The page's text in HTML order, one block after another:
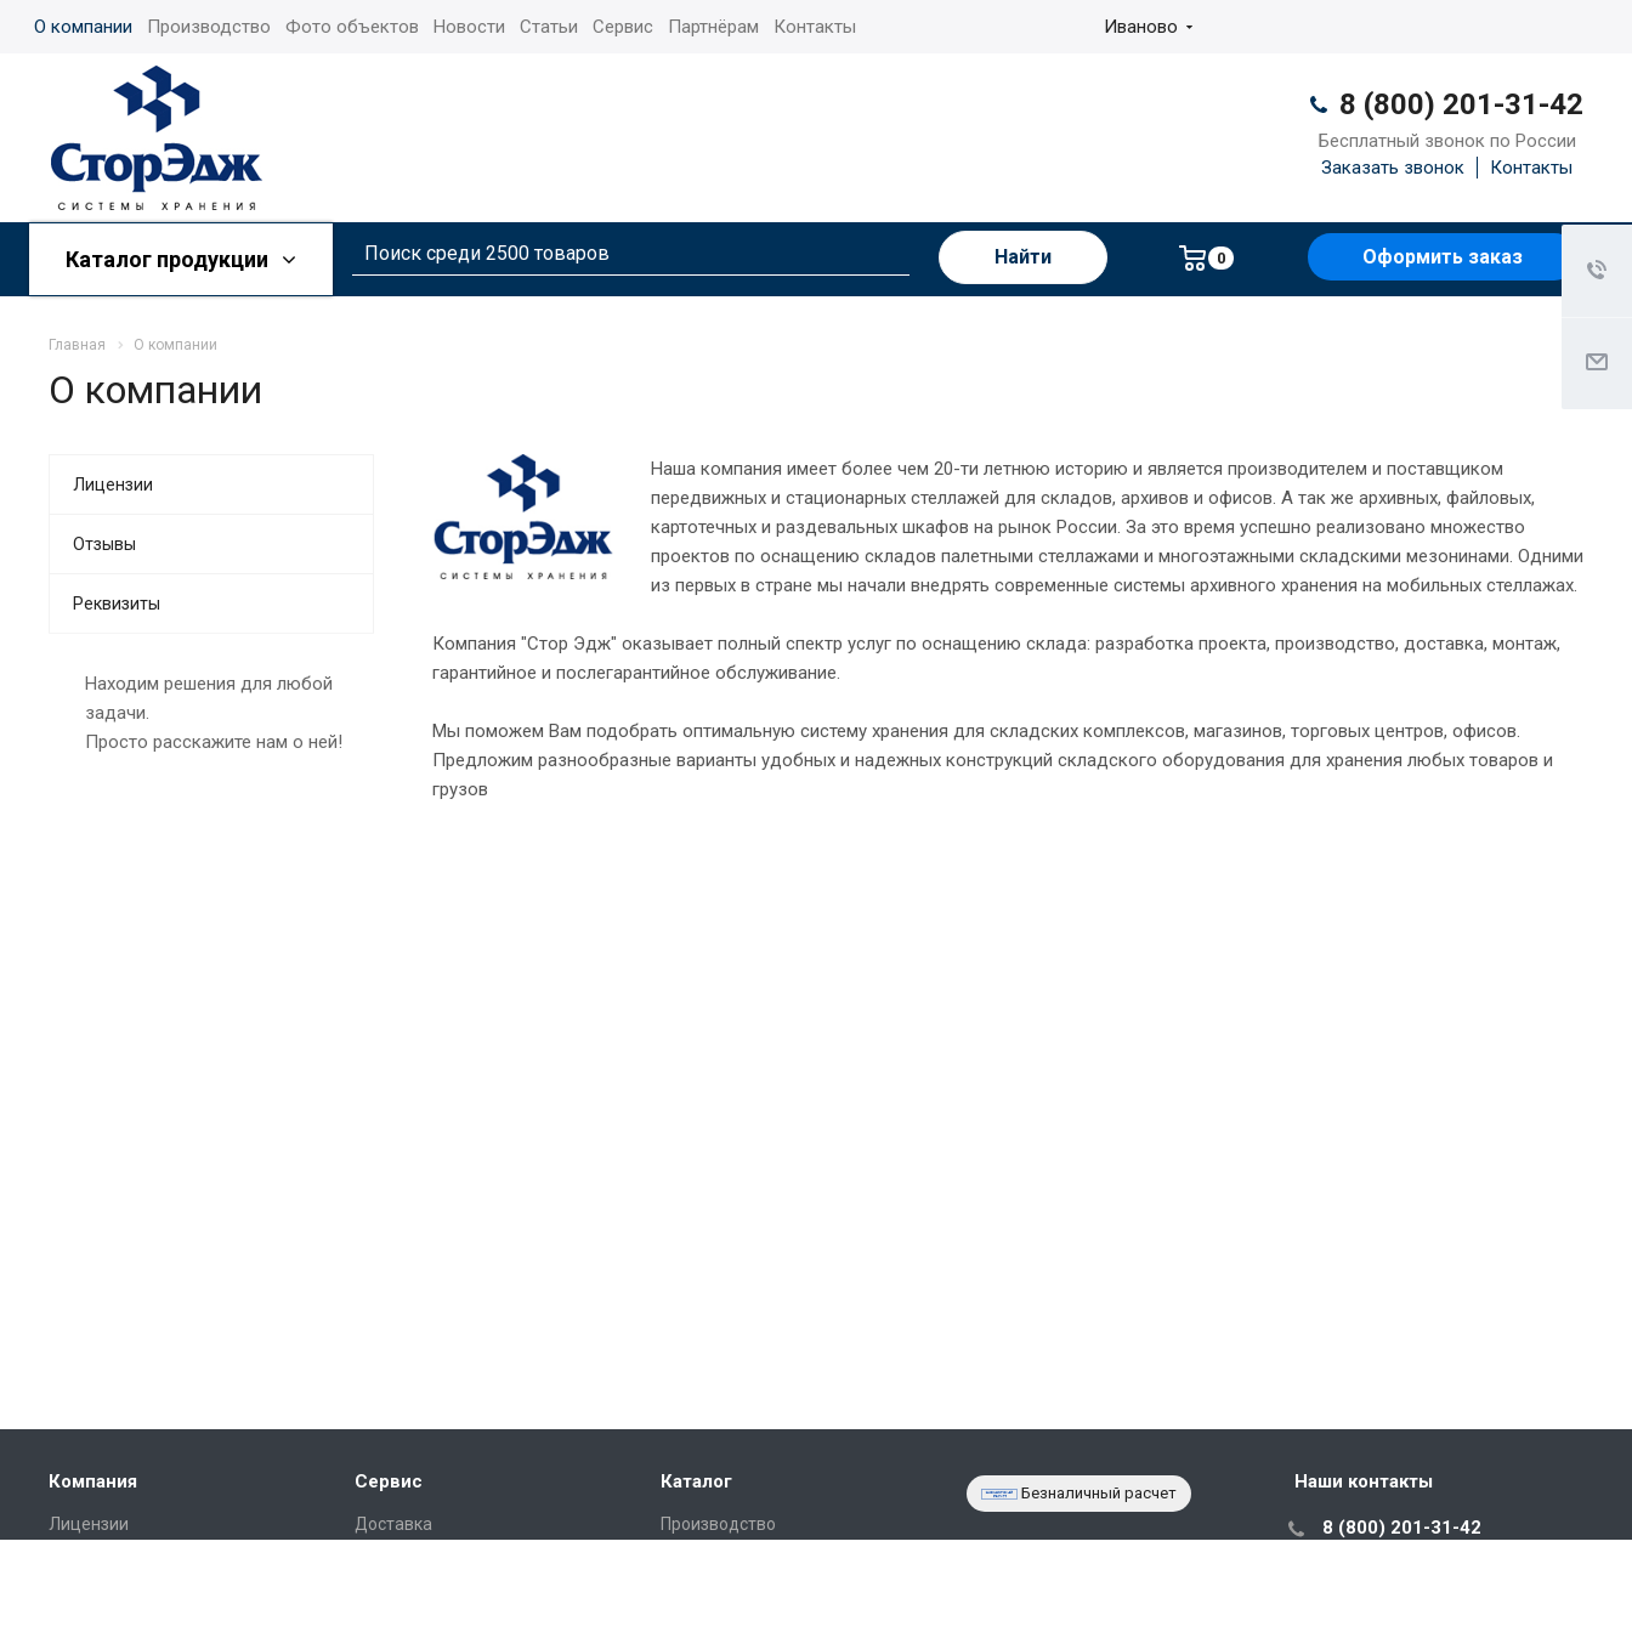
О компании Производство Фото объектов Новости Статьи Сервис Партнёрам Контакты Иваново
8 (800) 201-31-42
Бесплатный звонок по России
Заказать звонок
Контакты
Каталог продукции Найти 0 Оформить заказ
Главная О компании
О компании
Наша компания имеет более чем 20-ти летнюю историю и является производителем и поставщиком
передвижных и стационарных стеллажей для складов, архивов и офисов. А так же архивных, файловых,
картотечных и раздевальных шкафов на рынок России. За это время успешно реализовано множество
проектов по оснащению складов палетными стеллажами и многоэтажными складскими мезонинами. Одними
из первых в стране мы начали внедрять современные системы архивного хранения на мобильных стеллажах.
Компания "Стор Эдж" оказывает полный спектр услуг по оснащению склада: разработка проекта, производство, доставка, монтаж,
гарантийное и послегарантийное обслуживание.
Мы поможем Вам подобрать оптимальную систему хранения для складских комплексов, магазинов, торговых центров, офисов.
Предложим разнообразные варианты удобных и надежных конструкций складского оборудования для хранения любых товаров и
грузов
Лицензии
Отзывы
Реквизиты
Находим решения для любой
задачи.
Просто расскажите нам о ней!
Компания
Лицензии
Сервис
Доставка
Каталог
Производство
Безналичный расчет
Наши контакты
8 (800) 201-31-42